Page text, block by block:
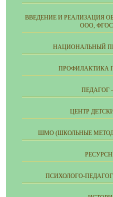
ВВЕДЕНИЕ И РЕАЛИЗАЦИЯ
ООО,
НАЦИОНАЛЬНЫЙ
ПРОФИЛАКТИКА
ПЕДАГОГ
ЦЕНТР
ШМО (ШКОЛЬНЫЕ
ПСИХОЛОГО-